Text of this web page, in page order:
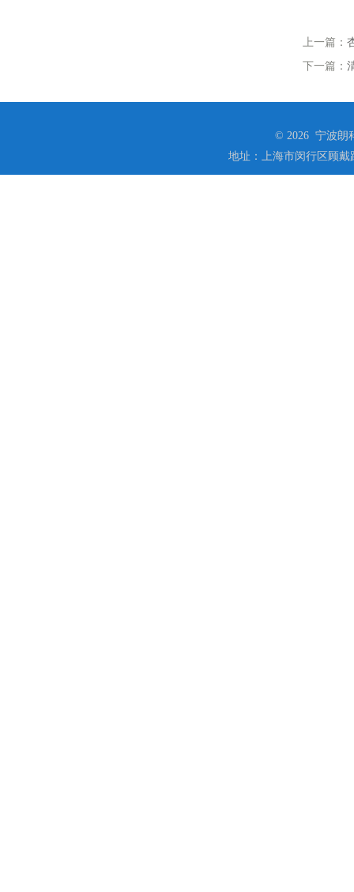
上一篇：
下一篇：
© 2026 宁波朗
地址：上海市闵行区顾